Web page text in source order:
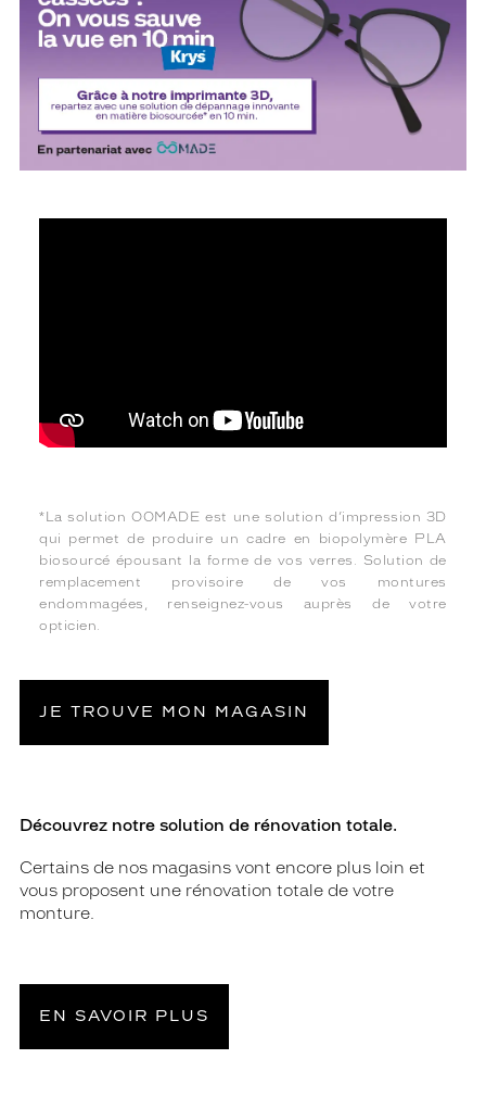
*La solution OOMADE est une solution d’impression 3D
qui permet de produire un cadre en biopolymère PLA
biosourcé épousant la forme de vos verres. Solution de
remplacement provisoire de vos montures
endommagées, renseignez-vous auprès de votre
opticien.
JE TROUVE MON MAGASIN
Découvrez notre solution de rénovation totale.
Certains de nos magasins vont encore plus loin et
vous proposent une rénovation totale de votre
monture.
EN SAVOIR PLUS